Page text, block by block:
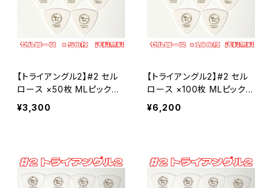
【トライアングル2】#2 セル
ロース ×50枚 MLピック
【送料込み】
¥3,300
【トライアングル2】#2 セル
ロース ×100枚 MLピック
【送料込み】
¥6,200